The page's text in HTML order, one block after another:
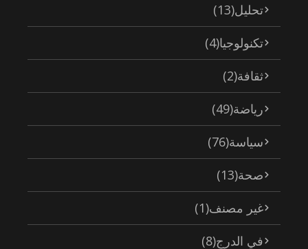
تحليل(13)
تكنولوجيا(4)
ثقافة(2)
رياضة(49)
سياسة(76)
صحة(13)
غير مصنف(1)
في الدرج(8)